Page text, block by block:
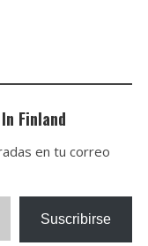
Finland
en tu correo
Suscribirse